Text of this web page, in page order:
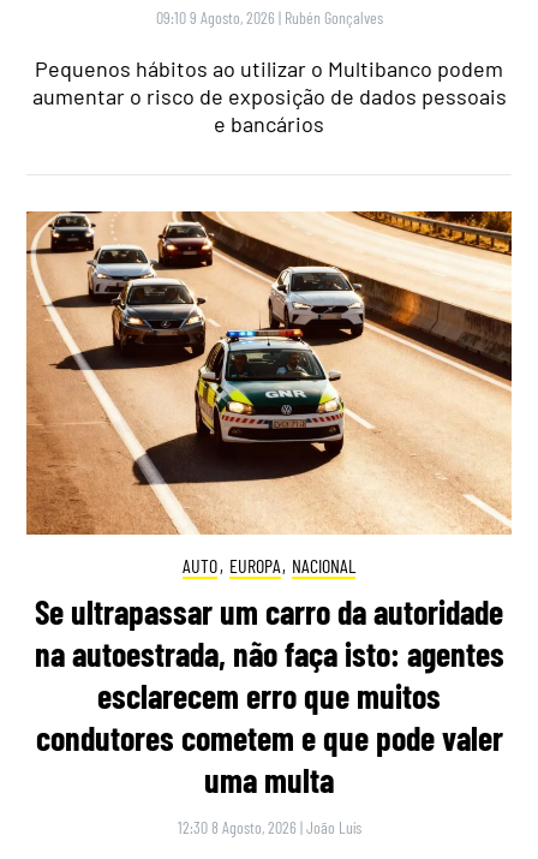
09:10 9 Agosto, 2026 | Rubén Gonçalves
Pequenos hábitos ao utilizar o Multibanco podem
aumentar o risco de exposição de dados pessoais
e bancários
AUTO, EUROPA, NACIONAL
Se ultrapassar um carro da autoridade
na autoestrada, não faça isto: agentes
esclarecem erro que muitos
condutores cometem e que pode valer
uma multa
12:30 8 Agosto, 2026 |João Luís